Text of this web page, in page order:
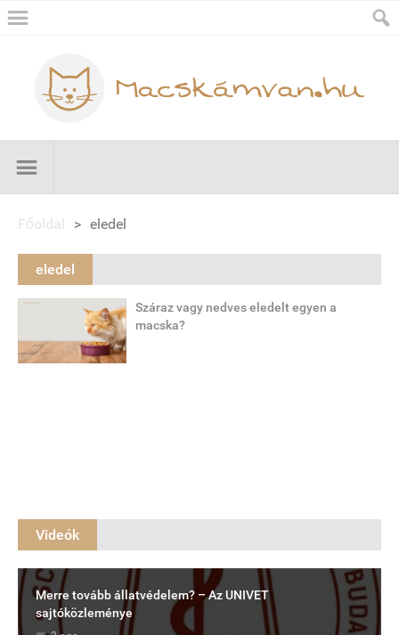
Főoldal > eledel
eledel
Száraz vagy nedves eledelt egyen a
macska?
Videók
Merre tovább állatvédelem? – Az UNIVET
sajtóközleménye